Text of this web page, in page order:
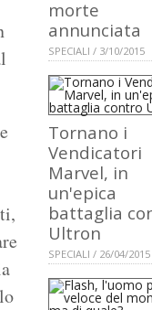
morte
annunciata
SPECIALI / 3/10/2015
Tornano i
Vendicatori
Marvel, in
un'epica
battaglia
Ultron
SPECIALI / 26/04/2015